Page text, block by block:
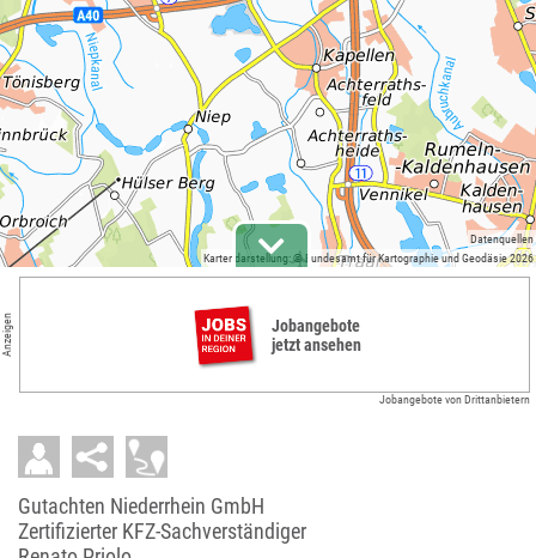
Kartendarstellung: © Bundesamt für Kartographie und Geodäsie 2026
Datenquellen
Anzeigen
Jobangebote
jetzt ansehen
Jobangebote von Drittanbietern
Gutachten Niederrhein GmbH
Zertifizierter KFZ-Sachverständiger